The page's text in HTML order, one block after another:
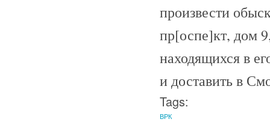
произвести
пр[оспе]кт, дом
находящихся в
и доставить в
Tags:
ВРК